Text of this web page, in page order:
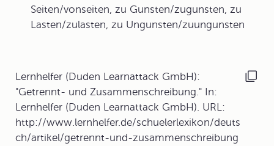
Seiten/vonseiten, zu Gunsten/zugunsten, zu
Lasten/zulasten, zu Ungunsten/zuungunsten
Lernhelfer (Duden Learnattack GmbH):
"Getrennt- und Zusammenschreibung." In:
Lernhelfer (Duden Learnattack GmbH). URL:
http://www.lernhelfer.de/schuelerlexikon/deuts
ch/artikel/getrennt-und-zusammenschreibung